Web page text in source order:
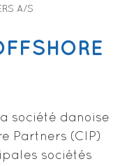
A/S
société danoise
Partners (CIP)
sociétés